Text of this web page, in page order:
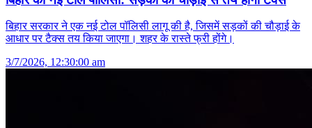
बिहार सरकार ने एक नई टोल पॉलिसी लागू की है, जिसमें सड़कों की चौड़ाई के
आधार पर टैक्स तय किया जाएगा। शहर के रास्ते फ्री होंगे।
3/7/2026, 12:30:00 am